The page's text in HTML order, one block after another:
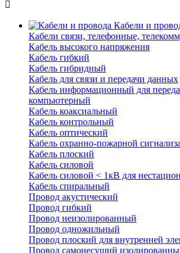
Кабели и
Кабели связи, телефонные,
Кабель высокого напряжения
Кабель гибкий
Кабель гибридный
Кабель для связи и передачи данных
Кабель информационный для
компьютерный
Кабель коаксиальный
Кабель контрольный
Кабель оптический
Кабель охранно-пожарной
Кабель плоский
Кабель силовой
Кабель силовой < 1кВ для
Кабель спиральный
Провод акустический
Провод гибкий
Провод неизолированный
Провод одножильный
Провод плоский для внутренней
Провод самонесущий